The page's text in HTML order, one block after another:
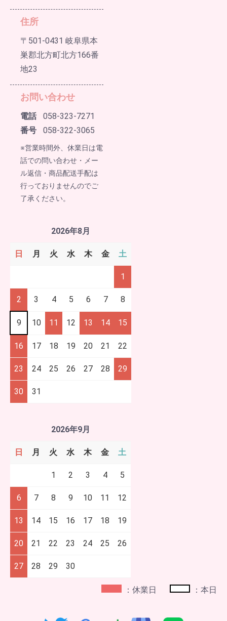
住所
〒501-0431 岐阜県本
巣郡北方町北方166番
地23
お問い合わせ
電話
番号
058-323-7271
058-322-3065
※営業時間外、休業日は電
話での問い合わせ・メー
ル返信・商品配送手配は
行っておりませんのでご
了承ください。
2026年8月
日 月 火 水 木 金 土
1
2 3 4 5 6 7 8
9 10 11 12 13 14 15
16 17 18 19 20 21 22
23 24 25 26 27 28 29
30 31
2026年9月
日 月 火 水 木 金 土
1 2 3 4 5
6 7 8 9 10 11 12
13 14 15 16 17 18 19
20 21 22 23 24 25 26
27 28 29 30
：休業日 ：本日